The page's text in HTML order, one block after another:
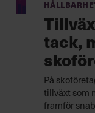
tack,
På
tillväxt som
framför